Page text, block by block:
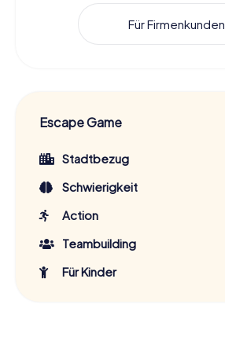
Für Firmenkunden
Escape Game
Stadtbezug
Schwierigkeit
Action
Teambuilding
Für Kinder